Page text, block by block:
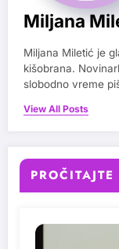
Miljana
Miljana Miletić je
kišobrana.
slobodno vreme
View All Posts